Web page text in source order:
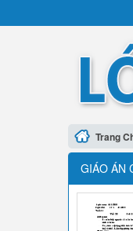
Trang
GIÁO ÁN